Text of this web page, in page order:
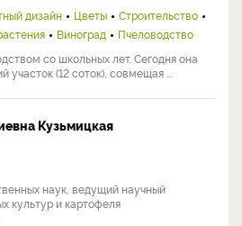
дизайн Цветы
Строительство
Виноград
Пчеловодство
со школьных лет. Сегодня она
участок (12 соток), совмещая ...
Кузьмицкая
наук, ведущий научный
культур и картофеля